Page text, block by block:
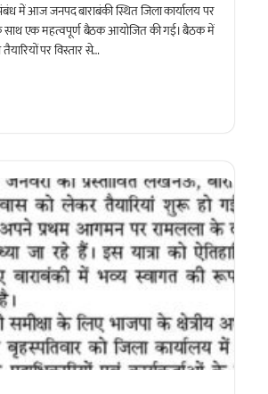
में आज जनपद बाराबंकी स्थित जिला कार्यालय पर
के साथ एक महत्वपूर्ण बैठक आयोजित की गई। बैठक में
पर विस्तार से…